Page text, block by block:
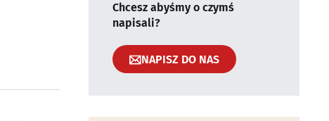
Chcesz abyśmy o czymś
napisali?
NAPISZ DO NAS